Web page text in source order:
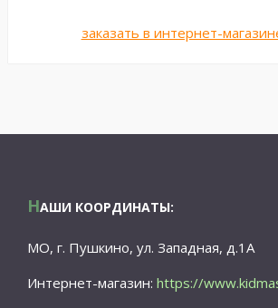
заказать в интернет-
НАШИ КООРДИНАТЫ:
МО, г. Пушкино, ул. Западная, д.1А
Интернет-магазин:https://